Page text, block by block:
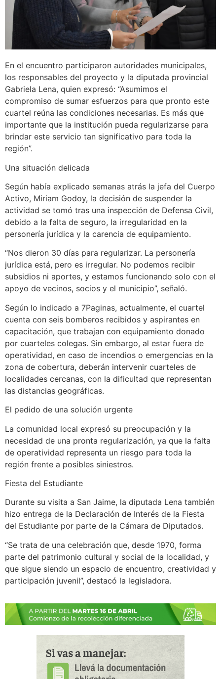
En el encuentro participaron autoridades municipales,
los responsables del proyecto y la diputada provincial
Gabriela Lena, quien expresó: “Asumimos el
compromiso de sumar esfuerzos para que pronto este
cuartel reúna las condiciones necesarias. Es más que
importante que la institución pueda regularizarse para
brindar este servicio tan significativo para toda la
región”.
Una situación delicada
Según había explicado semanas atrás la jefa del Cuerpo
Activo, Miriam Godoy, la decisión de suspender la
actividad se tomó tras una inspección de Defensa Civil,
debido a la falta de seguro, la irregularidad en la
personería jurídica y la carencia de equipamiento.
“Nos dieron 30 días para regularizar. La personería
jurídica está, pero es irregular. No podemos recibir
subsidios ni aportes, y estamos funcionando solo con el
apoyo de vecinos, socios y el municipio”, señaló.
Según lo indicado a 7Paginas, actualmente, el cuartel
cuenta con seis bomberos recibidos y aspirantes en
capacitación, que trabajan con equipamiento donado
por cuarteles colegas. Sin embargo, al estar fuera de
operatividad, en caso de incendios o emergencias en la
zona de cobertura, deberán intervenir cuarteles de
localidades cercanas, con la dificultad que representan
las distancias geográficas.
El pedido de una solución urgente
La comunidad local expresó su preocupación y la
necesidad de una pronta regularización, ya que la falta
de operatividad representa un riesgo para toda la
región frente a posibles siniestros.
Fiesta del Estudiante
Durante su visita a San Jaime, la diputada Lena también
hizo entrega de la Declaración de Interés de la Fiesta
del Estudiante por parte de la Cámara de Diputados.
“Se trata de una celebración que, desde 1970, forma
parte del patrimonio cultural y social de la localidad, y
que sigue siendo un espacio de encuentro, creatividad y
participación juvenil”, destacó la legisladora.